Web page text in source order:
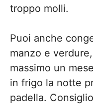
troppo molli.
Puoi anche
manzo e
massimo un
in frigo la notte
padella.